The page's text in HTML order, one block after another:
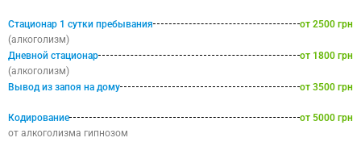
Стационар 1 сутки пребывания
от 2500 грн
(алкоголизм)
Дневной стационар
от 1800 грн
(алкоголизм)
Вывод из запоя на дому
от 3500 грн
Кодирование
от 5000 грн
от алкоголизма гипнозом